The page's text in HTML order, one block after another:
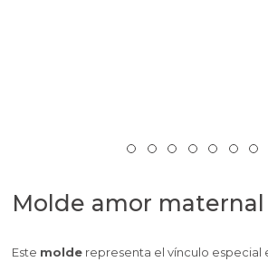
Molde amor maternal
Este molderepresenta el vínculo especial